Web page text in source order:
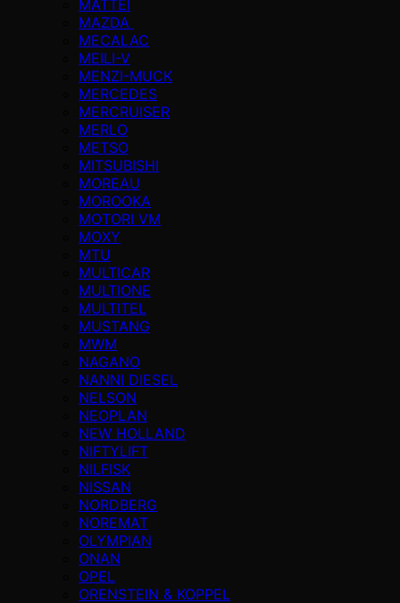
MATTEI
MAZDA
MECALAC
MEILI-V
MENZI-MUCK
MERCEDES
MERCRUISER
MERLO
METSO
MITSUBISHI
MOREAU
MOROOKA
MOTORI VM
MOXY
MTU
MULTICAR
MULTIONE
MULTITEL
MUSTANG
MWM
NAGANO
NANNI DIESEL
NELSON
NEOPLAN
NEW HOLLAND
NIFTYLIFT
NILFISK
NISSAN
NORDBERG
NOREMAT
OLYMPIAN
ONAN
OPEL
ORENSTEIN & KOPPEL